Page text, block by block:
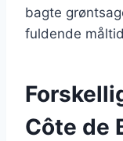
bagte
fuldende
Côte de